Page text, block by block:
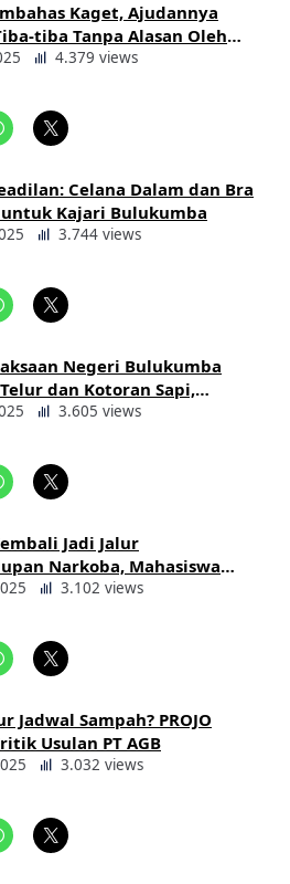
Kaget, Ajudannya
tiba Tanpa Alasan Oleh
4.379 views
Celana Dalam dan Bra
untuk Kajari Bulukumba
3.744 views
Negeri Bulukumba
dan Kotoran Sapi,
Lakalantas Tuntut
3.605 views
Jadi Jalur
Narkoba, Mahasiswa
dan Aparat Bertindak
3.102 views
Jadwal Sampah? PROJO
Usulan PT AGB
3.032 views